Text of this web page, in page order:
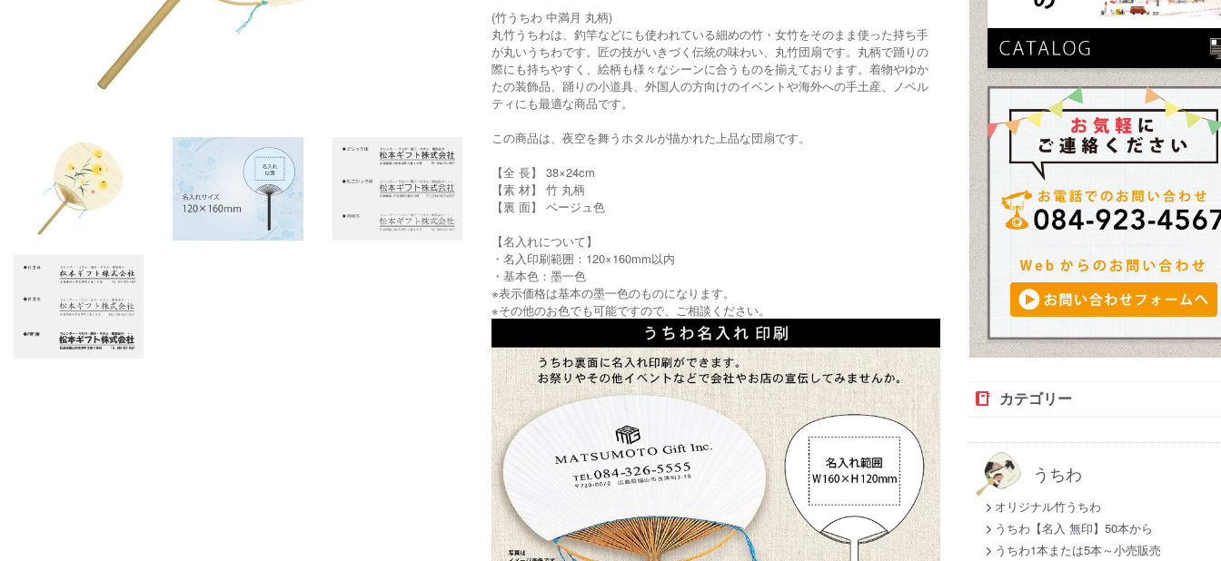
(竹うちわ 中満月 丸柄)
丸竹うちわは、釣竿などにも使われている細めの竹・女竹をそのまま使った持ち手
が丸いうちわです。匠の技がいきづく伝統の味わい、丸竹団扇です。丸柄で踊りの
際にも持ちやすく、絵柄も様々なシーンに合うものを揃えております。着物やゆか
たの装飾品、踊りの小道具、外国人の方向けのイベントや海外への手土産、ノベル
ティにも最適な商品です。
この商品は、夜空を舞うホタルが描かれた上品な団扇です。
【全 長】 38×24cm
【素 材】 竹 丸柄
【裏 面】 ベージュ色
【名入れについて】
・名入印刷範囲：120×160mm以内
・基本色：墨一色
※表示価格は基本の墨一色のものになります。
※その他のお色でも可能ですので、ご相談ください。
カテゴリー
うちわ
オリジナル竹うちわ
うちわ【名入 無印】50本から
うちわ1本または5本～小売販売